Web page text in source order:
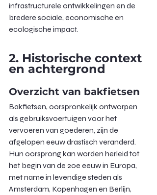
infrastructurele ontwikkelingen en de
bredere sociale, economische en
ecologische impact.
2. Historische context
en achtergrond
Overzicht van bakfietsen
Bakfietsen, oorspronkelijk ontworpen
als gebruiksvoertuigen voor het
vervoeren van goederen, zijn de
afgelopen eeuw drastisch veranderd.
Hun oorsprong kan worden herleid tot
het begin van de 20e eeuw in Europa,
met name in levendige steden als
Amsterdam, Kopenhagen en Berlijn,